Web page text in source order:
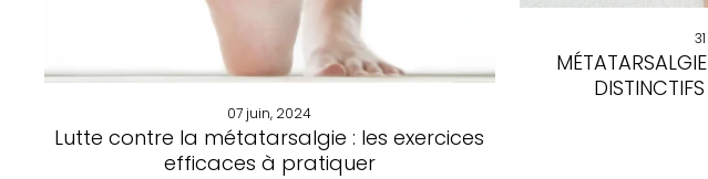
07 juin, 2024
Lutte contre la métatarsalgie : les exercices
efficaces à pratiquer